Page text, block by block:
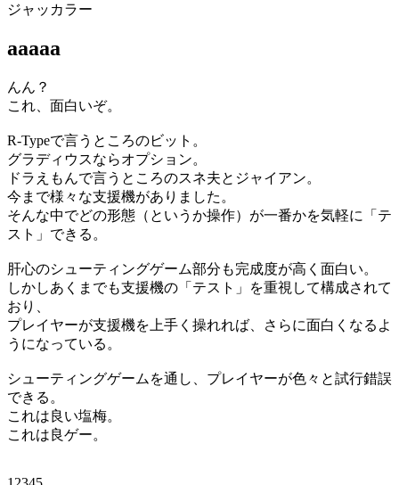
ジャッカラー
aaaaa
んん？
これ、面白いぞ。
R-Typeで言うところのビット。
グラディウスならオプション。
ドラえもんで言うところのスネ夫とジャイアン。
今まで様々な支援機がありました。
そんな中でどの形態（というか操作）が一番かを気軽に「テ
スト」できる。
肝心のシューティングゲーム部分も完成度が高く面白い。
しかしあくまでも支援機の「テスト」を重視して構成されて
おり、
プレイヤーが支援機を上手く操れれば、さらに面白くなるよ
うになっている。
シューティングゲームを通し、プレイヤーが色々と試行錯誤
できる。
これは良い塩梅。
これは良ゲー。